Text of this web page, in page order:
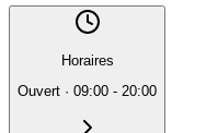
Horaires
Ouvert · 09:00 - 20:00